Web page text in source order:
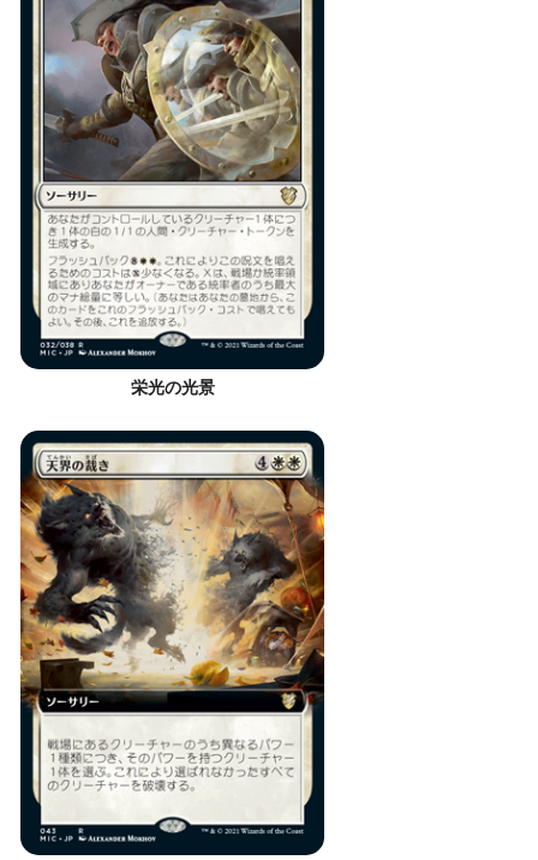
栄光の光景